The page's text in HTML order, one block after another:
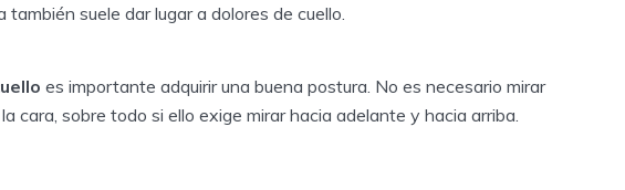
suele dar lugar a dolores de cuello.
es importante adquirir una buena postura. No es necesario mirar
cara, sobre todo si ello exige mirar hacia adelante y hacia arriba.